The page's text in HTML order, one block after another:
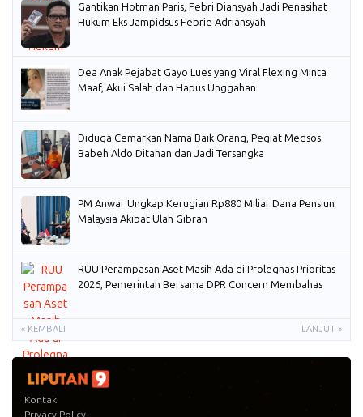
Gantikan Hotman Paris, Febri Diansyah Jadi Penasihat
Hukum Eks Jampidsus Febrie Adriansyah
Dea Anak Pejabat Gayo Lues yang Viral Flexing Minta
Maaf, Akui Salah dan Hapus Unggahan
Diduga Cemarkan Nama Baik Orang, Pegiat Medsos
Babeh Aldo Ditahan dan Jadi Tersangka
PM Anwar Ungkap Kerugian Rp880 Miliar Dana Pensiun
Malaysia Akibat Ulah Gibran
RUU Perampasan Aset Masih Ada di Prolegnas Prioritas
2026, Pemerintah Bersama DPR Concern Membahas
« KEMBALI LANJUT »
Kontak
Privacy Policy